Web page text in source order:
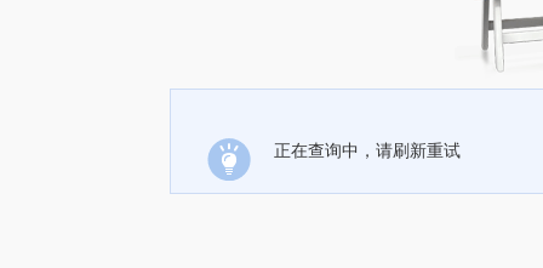
正在查询中，请刷新重试